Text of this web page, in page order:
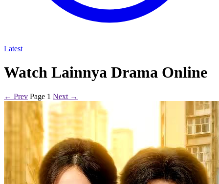
Latest
Watch Lainnya Drama Online
← Prev Page 1 Next →